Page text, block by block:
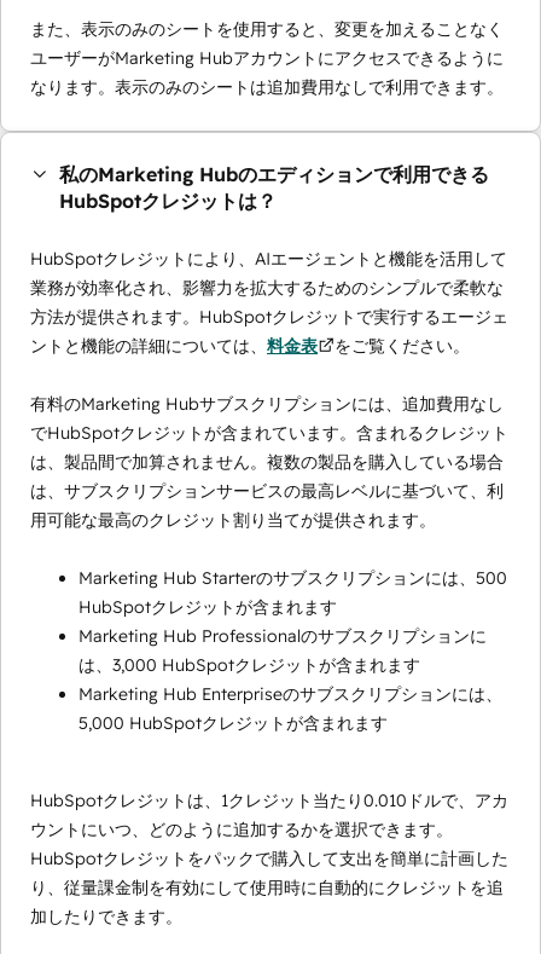
また、表示のみのシートを使用すると、変更を加えることなく
ユーザーがMarketing Hubアカウントにアクセスできるように
なります。表示のみのシートは追加費用なしで利用できます。
私のMarketing Hubのエディションで利用できる
HubSpotクレジットは？
HubSpotクレジットにより、AIエージェントと機能を活用して
業務が効率化され、影響力を拡大するためのシンプルで柔軟な
方法が提供されます。HubSpotクレジットで実行するエージェ
ントと機能の詳細については、 料金表 をご覧ください。
有料のMarketing Hubサブスクリプションには、追加費用なし
でHubSpotクレジットが含まれています。含まれるクレジット
は、製品間で加算されません。複数の製品を購入している場合
は、サブスクリプションサービスの最高レベルに基づいて、利
用可能な最高のクレジット割り当てが提供されます。
Marketing Hub Starterのサブスクリプションには、500
HubSpotクレジットが含まれます
Marketing Hub Professionalのサブスクリプションに
は、3,000 HubSpotクレジットが含まれます
Marketing Hub Enterpriseのサブスクリプションには、
5,000 HubSpotクレジットが含まれます
HubSpotクレジットは、1クレジット当たり0.010ドルで、アカ
ウントにいつ、どのように追加するかを選択できます。
HubSpotクレジットをパックで購入して支出を簡単に計画した
り、従量課金制を有効にして使用時に自動的にクレジットを追
加したりできます。